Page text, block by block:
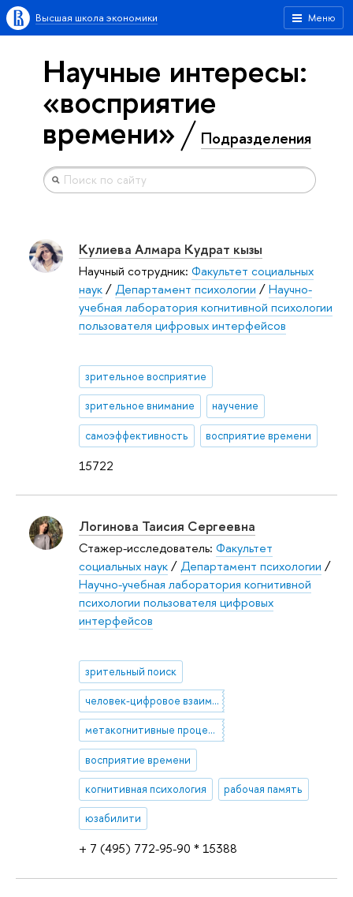
Меню
Высшая школа экономики
Научные интересы:
«восприятие
времени» Подразделения
15722
Кулиева Алмара Кудрат кызы
Научный сотрудник: Факультет социальных
наук/Департамент психологии /Научно-
учебная лаборатория когнитивной психологии
пользователя цифровых интерфейсов
зрительное восприятие
зрительное внимание научение
самоэффективность восприятие времени
+ 7 (495) 772-95-90 * 15388
Логинова Таисия Сергеевна
Стажер-исследователь: Факультет
социальных наук/Департамент психологии /
Научно-учебная лаборатория когнитивной
психологии пользователя цифровых
интерфейсов
зрительный поиск
человек-цифровое взаимодействие
метакогнитивные процессы
восприятие времени
когнитивная психология рабочая память
юзабилити